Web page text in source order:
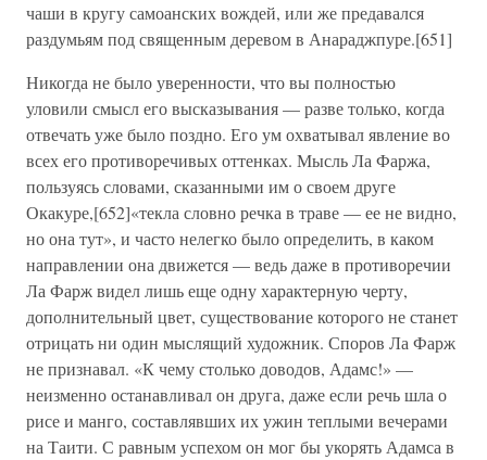
чаши в кругу самоанских вождей, или же предавался
раздумьям под священным деревом в Анараджпуре.[651]
Никогда не было уверенности, что вы полностью
уловили смысл его высказывания — разве только, когда
отвечать уже было поздно. Его ум охватывал явление во
всех его противоречивых оттенках. Мысль Ла Фаржа,
пользуясь словами, сказанными им о своем друге
Окакуре,[652]«текла словно речка в траве — ее не видно,
но она тут», и часто нелегко было определить, в каком
направлении она движется — ведь даже в противоречии
Ла Фарж видел лишь еще одну характерную черту,
дополнительный цвет, существование которого не станет
отрицать ни один мыслящий художник. Споров Ла Фарж
не признавал. «К чему столько доводов, Адамс!» —
неизменно останавливал он друга, даже если речь шла о
рисе и манго, составлявших их ужин теплыми вечерами
на Таити. С равным успехом он мог бы укорять Адамса в